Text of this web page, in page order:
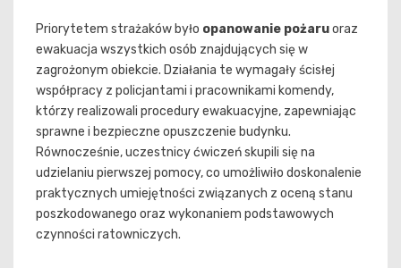
Priorytetem strażaków było opanowanie pożaruoraz
ewakuacja wszystkich osób znajdujących się w
zagrożonym obiekcie. Działania te wymagały ścisłej
współpracy z policjantami i pracownikami komendy,
którzy realizowali procedury ewakuacyjne, zapewniając
sprawne i bezpieczne opuszczenie budynku.
Równocześnie, uczestnicy ćwiczeń skupili się na
udzielaniu pierwszej pomocy, co umożliwiło doskonalenie
praktycznych umiejętności związanych z oceną stanu
poszkodowanego oraz wykonaniem podstawowych
czynności ratowniczych.